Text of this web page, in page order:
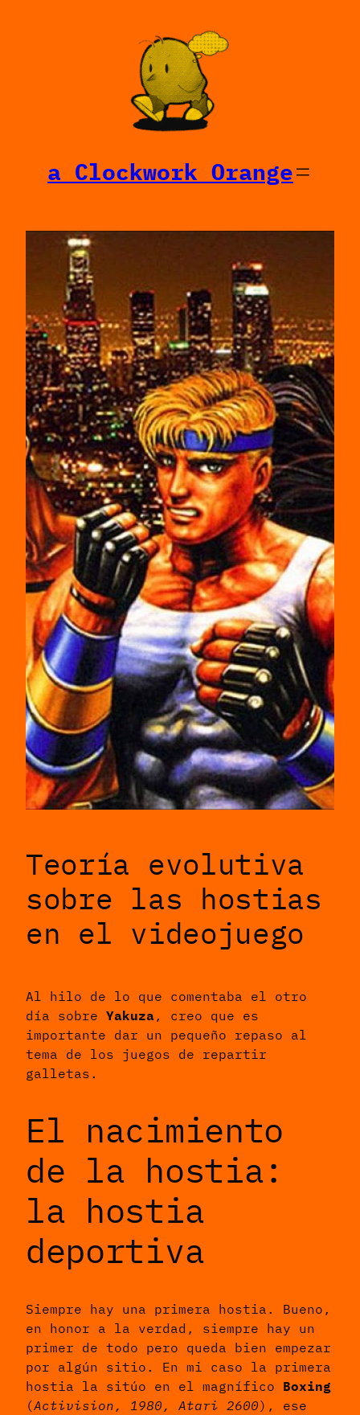
a Clockwork Orange
Teoría evolutiva
sobre las hostias
en el videojuego
Al hilo de lo que comentaba el otro
día sobre Yakuza , creo que es
importante dar un pequeño repaso al
tema de los juegos de repartir
galletas.
El nacimiento
de la hostia:
la hostia
deportiva
Siempre hay una primera hostia. Bueno,
en honor a la verdad, siempre hay un
primer de todo pero queda bien empezar
por algún sitio. En mi caso la primera
hostia la sitúo en el magnífico Boxing
(Activision, 1980, Atari 2600), ese